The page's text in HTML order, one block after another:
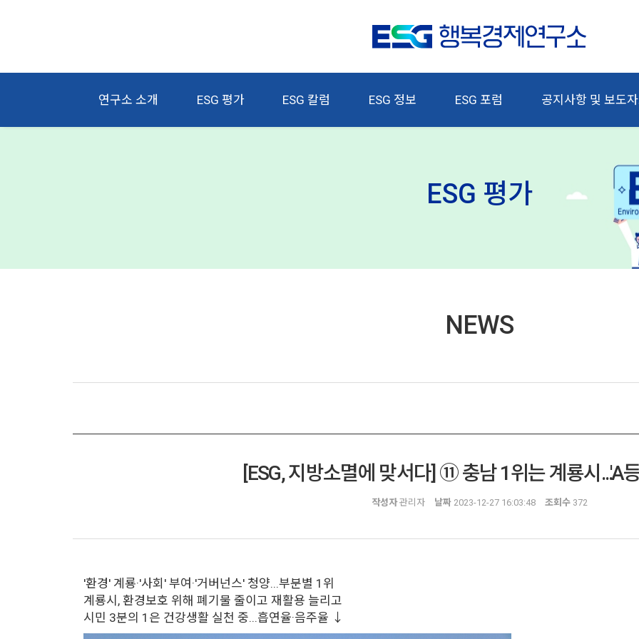
연구소 소개 ESG 평가 ESG 칼럼 ESG 정보 ESG 포럼 공지사항 및 보도
ESG 평가
NEWS
[ESG, 지방소멸에 맞서다] ⑪ 충남 1위는 계룡시...'A
작성자관리자 날짜2023-12-27 16:03:48 조회수372
'환경' 계룡·'사회' 부여·'거버넌스' 청양...부분별 1위
계룡시, 환경보호 위해 폐기물 줄이고 재활용 늘리고
시민 3분의 1은 건강생활 실천 중...흡연율·음주율 ↓